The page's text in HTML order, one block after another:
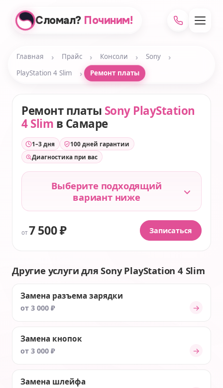
Сломал? Починим!
Главная › Прайс › Консоли › Sony ›
PlayStation 4 Slim › Ремонт платы
Ремонт платы Sony PlayStation
4 Slim в Самаре
1–3 дня
100 дней гарантии
Диагностика при вас
Выберите подходящий
вариант ниже
от 7 500 ₽ Записаться
Другие услуги для Sony PlayStation 4 Slim
Замена разъема зарядки
от 3 000 ₽ →
Замена кнопок
от 3 000 ₽ →
Замена шлейфа